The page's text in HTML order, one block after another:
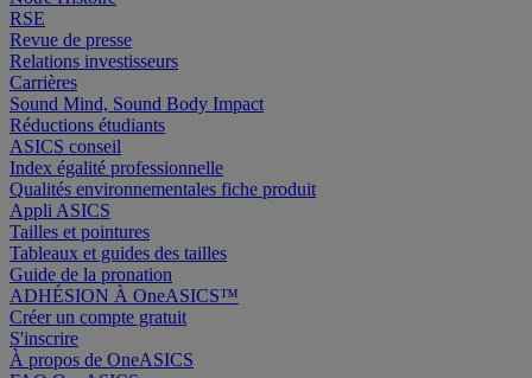
RSE
Revue de presse
Relations investisseurs
Carrières
Sound Mind, Sound Body Impact
Réductions étudiants
ASICS conseil
Index égalité professionnelle
Qualités environnementales fiche produit
Appli ASICS
Tailles et pointures
Tableaux et guides des tailles
Guide de la pronation
ADHÉSION À OneASICS™
Créer un compte gratuit
S'inscrire
À propos de OneASICS